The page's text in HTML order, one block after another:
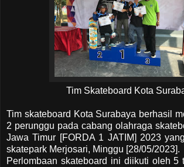
Tim Skateboard Kota
Tim skateboard Kota Surabaya berhasil
2 perunggu pada cabang olahraga
Jawa Timur [FORDA 1 JATIM] 2023
skatepark Merjosari, Minggu [28/05/2023].
Perlombaan skateboard ini diikuti oleh 5